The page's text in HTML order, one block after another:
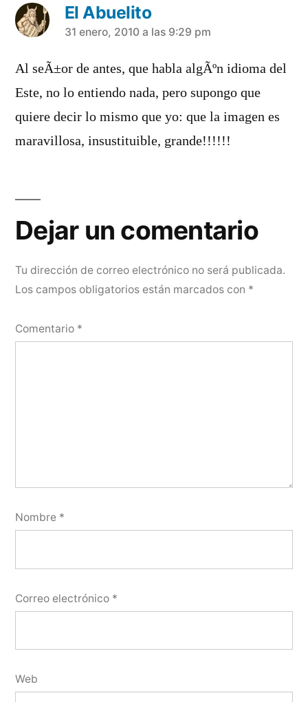
El Abuelito
dice:
31 enero, 2010 a las 9:29 pm
Al seÃ±or de antes, que habla algÃºn idioma del
Este, no lo entiendo nada, pero supongo que
quiere decir lo mismo que yo: que la imagen es
maravillosa, insustituible, grande!!!!!!
Dejar
un
comentario
Tu dirección de correo electrónico no será publicada.
Los campos obligatorios están marcados con *
Comentario *
Nombre *
Correo electrónico *
Web
Dejar un comentario